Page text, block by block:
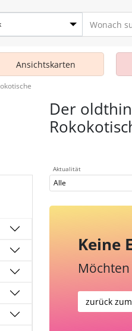
Ansichtskarten
Der
Aktualität
Alle
Keine
zurück